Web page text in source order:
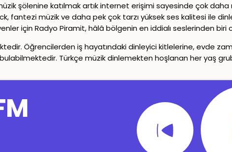
şölenine katılmak artık internet erişimi sayesinde çok
müzik ve daha pek çok tarzı yüksek ses kalitesi ile
için Radyo Piramit, hâlâ bölgenin en iddialı seslerinden
Öğrencilerden iş hayatındaki dinleyici kitlelerine, evde
Türkçe müzik dinlemekten hoşlanan her yaş
Canlı Radyo